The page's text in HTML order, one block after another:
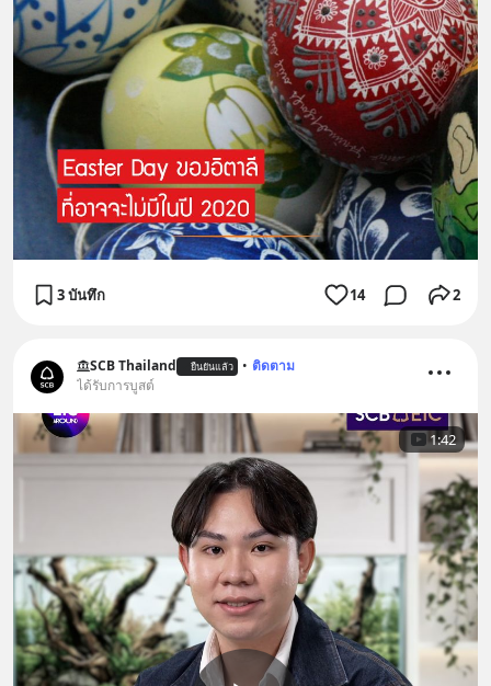
3 บันทึก 14 2
SCB Thailand ยืนยันแล้ว • ติดตาม
ได้รับการบูสต์
1:42